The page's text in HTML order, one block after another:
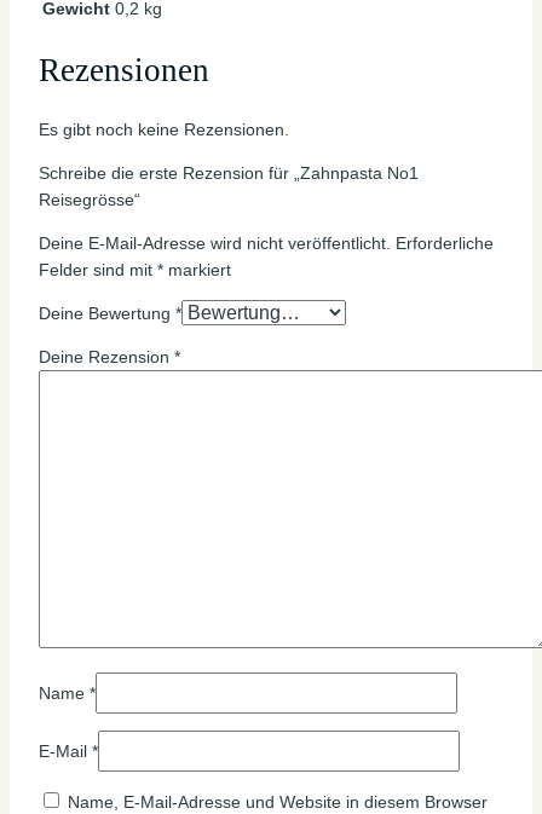
Gewicht 0,2 kg
Rezensionen
Es gibt noch keine Rezensionen.
Schreibe die erste Rezension für „Zahnpasta No1
Reisegrösse“
Deine E-Mail-Adresse wird nicht veröffentlicht. Erforderliche
Felder sind mit * markiert
Deine Bewertung *
Deine Rezension *
Name *
E-Mail *
Name, E-Mail-Adresse und Website in diesem Browser